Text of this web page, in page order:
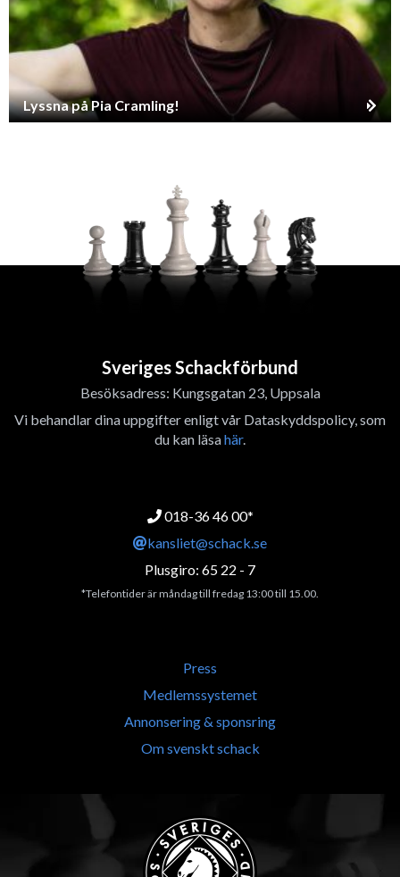
Lyssna på Pia Cramling!
Sveriges Schackförbund
Besöksadress: Kungsgatan 23, Uppsala
Vi behandlar dina uppgifter enligt vår Dataskyddspolicy, som
du kan läsahär.
018-36 46 00*
kansliet@schack.se
Plusgiro: 65 22 - 7
*Telefontider är måndag till fredag 13:00 till 15.00.
Press
Medlemssystemet
Annonsering & sponsring
Om svenskt schack